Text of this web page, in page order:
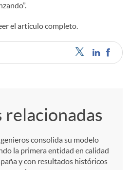
el artículo completo.
relacionadas
consolida su modelo
la primera entidad en calidad
y con resultados históricos